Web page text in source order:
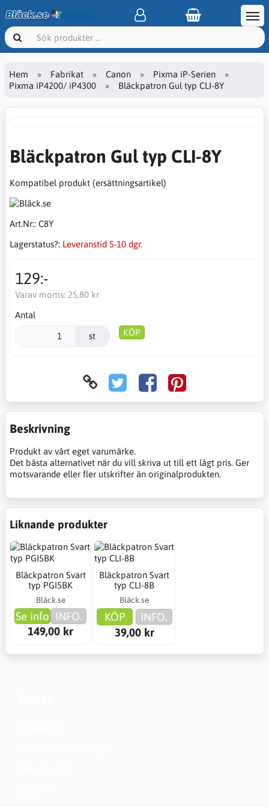
Hem Fabrikat Canon
Pixma iP-Serien
Pixma iP4200/ iP4300
Bläckpatron Gul typ CLI-8Y
Bläckpatron Gul typ CLI-8Y
Kompatibel produkt (ersättningsartikel)
Art.Nr:: C8Y
Lagerstatus?: Leveranstid 5-10 dgr.
129:-
Varav moms: 25,80 kr
Antal
st KÖP
Beskrivning
Produkt av vårt eget varumärke.
Det bästa alternativet när du vill skriva ut till ett lågt pris. Ger
motsvarande eller fler utskrifter än originalprodukten.
Liknande produkter
Bläckpatron Svart
typ PGI5BK
Bläck.se
Se info INFO.
149,00 kr
Bläckpatron Svart
typ CLI-8B
Bläck.se
KÖP
INFO.
39,00 kr